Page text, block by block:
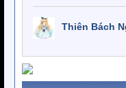
Thiên Bách